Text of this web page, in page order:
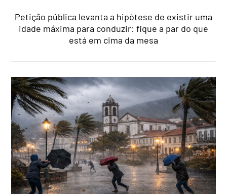
Petição pública levanta a hipótese de existir uma
idade máxima para conduzir: fique a par do que
está em cima da mesa